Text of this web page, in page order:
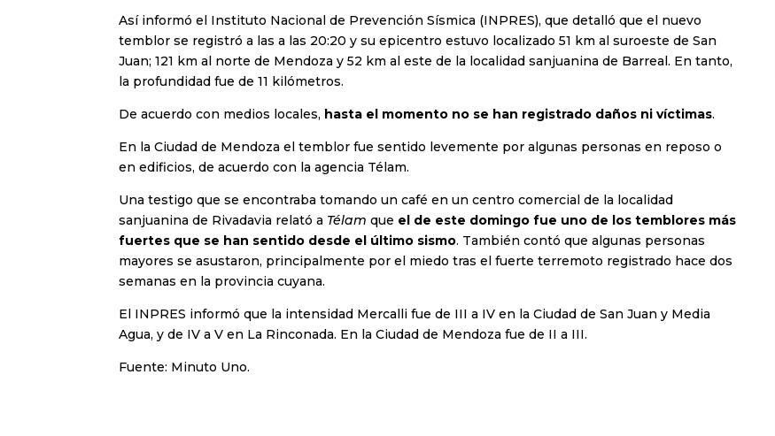
Así informó el Instituto Nacional de Prevención Sísmica (INPRES), que detalló que el nuevo
temblor se registró a las a las 20:20 y su epicentro estuvo localizado 51 km al suroeste de San
Juan; 121 km al norte de Mendoza y 52 km al este de la localidad sanjuanina de Barreal. En tanto,
la profundidad fue de 11 kilómetros.
De acuerdo con medios locales, hasta el momento no se han registrado daños ni víctimas.
En la Ciudad de Mendoza el temblor fue sentido levemente por algunas personas en reposo o
en edificios, de acuerdo con la agencia Télam.
Una testigo que se encontraba tomando un café en un centro comercial de la localidad
sanjuanina de Rivadavia relató a Télamque el de este domingo fue uno de los temblores más
fuertes que se han sentido desde el último sismo. También contó que algunas personas
mayores se asustaron, principalmente por el miedo tras el fuerte terremoto registrado hace dos
semanas en la provincia cuyana.
El INPRES informó que la intensidad Mercalli fue de III a IV en la Ciudad de San Juan y Media
Agua, y de IV a V en La Rinconada. En la Ciudad de Mendoza fue de II a III.
Fuente: Minuto Uno.